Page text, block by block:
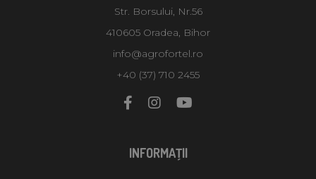
Str. Borsului, Nr.56
410605 Oradea, Bihor
info@agrofortel.ro
+40 (37) 710 2455
INFORMAŢII